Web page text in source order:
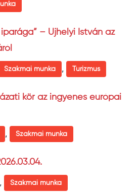
– Ujhelyi István az
Szakmai munka , Turizmus
kör az ingyenes európai
, Szakmai munka
, Szakmai munka